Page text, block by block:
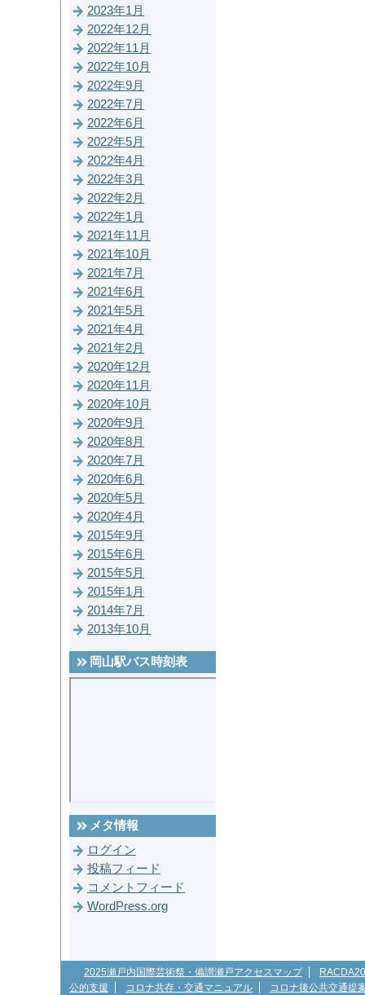
2023年1月
2022年12月
2022年11月
2022年10月
2022年9月
2022年7月
2022年6月
2022年5月
2022年4月
2022年3月
2022年2月
2022年1月
2021年11月
2021年10月
2021年7月
2021年6月
2021年5月
2021年4月
2021年2月
2020年12月
2020年11月
2020年10月
2020年9月
2020年8月
2020年7月
2020年6月
2020年5月
2020年4月
2015年9月
2015年6月
2015年5月
2015年1月
2014年7月
2013年10月
岡山駅バス時刻表
メタ情報
ログイン
投稿フィード
コメントフィード
WordPress.org
2025瀬戸内国際芸術祭・備讃瀬戸アクセスマップ
公的支援
コロナ共存・交通マニュアル
コロナ後公共交通提